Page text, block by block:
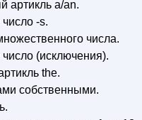
артикль а/аn.
-s.
числа.
(исключения).
the.
собственными.